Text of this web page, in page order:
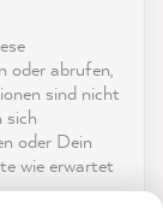
oder abrufen,
sind nicht
sich
oder Dein
wie erwartet